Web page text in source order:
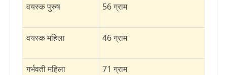
वयस्क पुरुष 56 ग्राम
वयस्क महिला 46 ग्राम
गर्भवती महिला 71 ग्राम